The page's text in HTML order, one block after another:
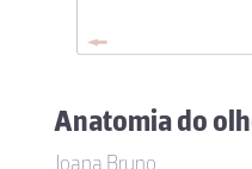
Anatomia do
Joana Bruno